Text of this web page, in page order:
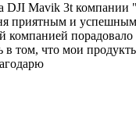
DJI Mavik 3t компании
приятным и
компанией
в том, что мои